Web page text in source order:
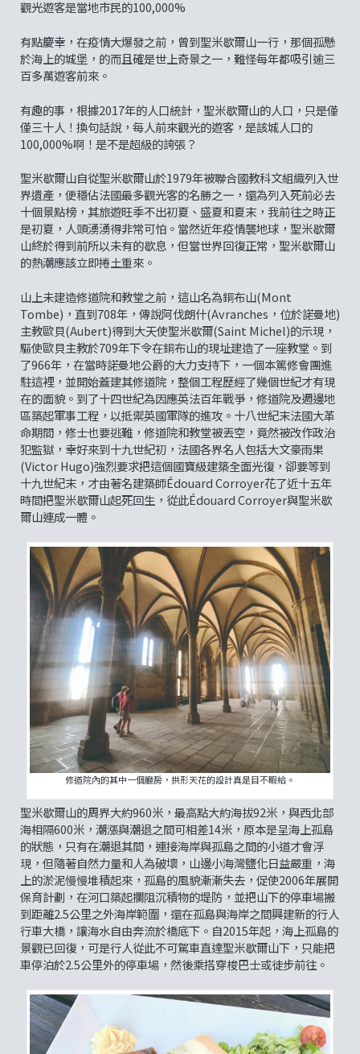
觀光遊客是當地市民的100,000%
有點慶幸，在疫情大爆發之前，曾到聖米歇爾山一行，那個孤懸
於海上的城堡，的而且確是世上奇景之一，難怪每年都吸引逾三
百多萬遊客前來。
有趣的事，根據2017年的人口統計，聖米歇爾山的人口，只是僅
僅三十人！換句話說，每人前來觀光的遊客，是該城人口的
100,000%啊！是不是超級的誇張？
聖米歇爾山自從聖米歇爾山於1979年被聯合國教科文組織列入世
界遺產，便穩佔法國最多觀光客的名勝之一，還為列入死前必去
十個景點榜，其旅遊旺季不出初夏、盛夏和夏末，我前往之時正
是初夏，人頭湧湧得非常可怕。當然近年疫情襲地球，聖米歇爾
山終於得到前所以未有的歇息，但當世界回復正常，聖米歇爾山
的熱潮應該立即捲土重來。
山上未建造修道院和教堂之前，這山名為銅布山(Mont
Tombe)，直到708年，傳說阿伐朗什(Avranches，位於諾曼地)
主教歐貝(Aubert)得到大天使聖米歇爾(Saint Michel)的示現，
驅使歐貝主教於709年下令在銅布山的現址建造了一座教堂。到
了966年，在當時諾曼地公爵的大力支持下，一個本篤修會團進
駐這裡，並開始蓋建其修道院，整個工程歷經了幾個世紀才有現
在的面貌。到了十四世紀為因應英法百年戰爭，修道院及週邊地
區築起軍事工程，以抵禦英國軍隊的進攻。十八世紀末法國大革
命期間，修士也要逃難，修道院和教堂被丟空，竟然被改作政治
犯監獄，幸好來到十九世紀初，法國各界名人包括大文豪雨果
(Victor Hugo)強烈要求把這個國寶級建築全面光復，卻要等到
十九世紀末，才由著名建築師Édouard Corroyer花了近十五年
時間把聖米歇爾山起死回生，從此Édouard Corroyer與聖米歇
爾山連成一體。
修道院內的其中一個廳房，拱形天花的設計真是目不暇給。
聖米歇爾山的周界大約960米，最高點大約海拔92米，與西北部
海相隔600米，潮漲與潮退之間可相差14米，原本是呈海上孤島
的狀態，只有在潮退其間，連接海岸與孤島之間的小道才會浮
現，但隨著自然力量和人為破壞，山邊小海灣鹽化日益嚴重，海
上的淤泥慢慢堆積起來，孤島的風貌漸漸失去，促使2006年展開
保育計劃，在河口築起攔阻沉積物的堤防，並把山下的停車場搬
到距離2.5公里之外海岸範圍，還在孤島與海岸之間興建新的行人
行車大橋，讓海水自由奔流於橋底下。自2015年起，海上孤島的
景觀已回復，可是行人從此不可駕車直達聖米歇爾山下，只能把
車停泊於2.5公里外的停車場，然後乘搭穿梭巴士或徒步前往。